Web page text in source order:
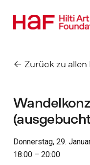
Zurück zu allen
Donnerstag, 29.
18:00
20:00